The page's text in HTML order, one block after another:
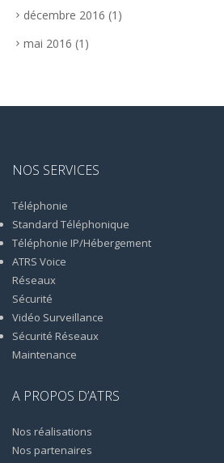
décembre 2016 (1)
mai 2016 (1)
NOS SERVICES
Téléphonie
Standard Téléphonique
Téléphonie IP/Hébergement
ATRS Voice
Réseaux
Sécurité
Vidéo Surveillance
Sécurité Réseaux
Maintenance
A PROPOS D’ATRS
Nos réalisations
Nos partenaires